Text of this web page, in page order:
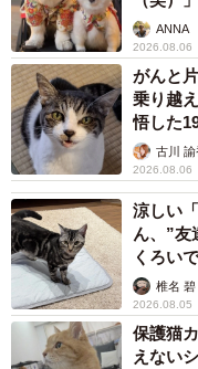
ANNA
2026.08.06
がんと
乗り越
悟した
古川 諭
2026.08.06
涼しい
ん、”友
くろい
椎名 碧
2026.08.05
保護猫
えない